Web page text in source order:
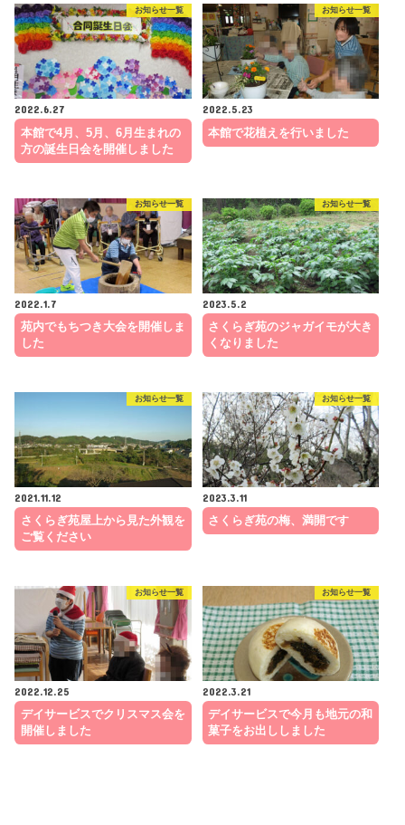
お知らせ一覧
2022.6.27
本館で4月、5月、6月生まれの
方の誕生日会を開催しました
お知らせ一覧
2022.5.23
本館で花植えを行いました
お知らせ一覧
2022.1.7
苑内でもちつき大会を開催しま
した
お知らせ一覧
2023.5.2
さくらぎ苑のジャガイモが大き
くなりました
お知らせ一覧
2021.11.12
さくらぎ苑屋上から見た外観を
ご覧ください
お知らせ一覧
2023.3.11
さくらぎ苑の梅、満開です
お知らせ一覧
2022.12.25
デイサービスでクリスマス会を
開催しました
お知らせ一覧
2022.3.21
デイサービスで今月も地元の和
菓子をお出ししました